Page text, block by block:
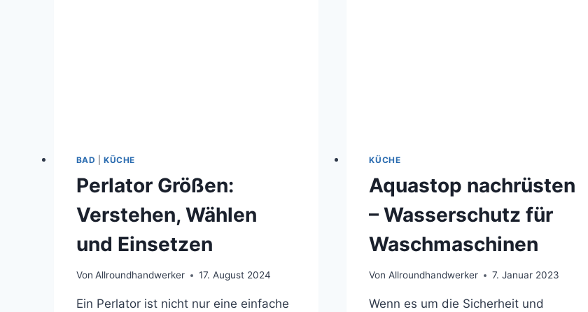
BAD |KÜCHE
Perlator Größen:
Verstehen, Wählen
und Einsetzen
Von Allroundhandwerker 17. August 2024
Ein Perlator ist nicht nur eine einfache
KÜCHE
Aquastop nachrüsten
– Wasserschutz für
Waschmaschinen
Von Allroundhandwerker 7. Januar 2023
Wenn es um die Sicherheit und